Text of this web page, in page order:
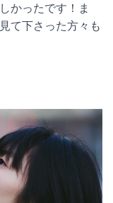
かったです！ま
て下さった方々も